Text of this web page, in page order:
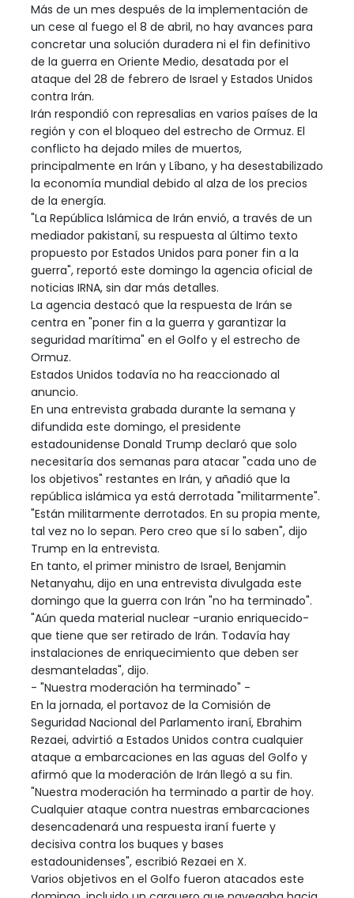
Más de un mes después de la implementación de
un cese al fuego el 8 de abril, no hay avances para
concretar una solución duradera ni el fin definitivo
de la guerra en Oriente Medio, desatada por el
ataque del 28 de febrero de Israel y Estados Unidos
contra Irán.
Irán respondió con represalias en varios países de la
región y con el bloqueo del estrecho de Ormuz. El
conflicto ha dejado miles de muertos,
principalmente en Irán y Líbano, y ha desestabilizado
la economía mundial debido al alza de los precios
de la energía.
"La República Islámica de Irán envió, a través de un
mediador pakistaní, su respuesta al último texto
propuesto por Estados Unidos para poner fin a la
guerra", reportó este domingo la agencia oficial de
noticias IRNA, sin dar más detalles.
La agencia destacó que la respuesta de Irán se
centra en "poner fin a la guerra y garantizar la
seguridad marítima" en el Golfo y el estrecho de
Ormuz.
Estados Unidos todavía no ha reaccionado al
anuncio.
En una entrevista grabada durante la semana y
difundida este domingo, el presidente
estadounidense Donald Trump declaró que solo
necesitaría dos semanas para atacar "cada uno de
los objetivos" restantes en Irán, y añadió que la
república islámica ya está derrotada "militarmente".
"Están militarmente derrotados. En su propia mente,
tal vez no lo sepan. Pero creo que sí lo saben", dijo
Trump en la entrevista.
En tanto, el primer ministro de Israel, Benjamin
Netanyahu, dijo en una entrevista divulgada este
domingo que la guerra con Irán "no ha terminado".
"Aún queda material nuclear -uranio enriquecido-
que tiene que ser retirado de Irán. Todavía hay
instalaciones de enriquecimiento que deben ser
desmanteladas", dijo.
- "Nuestra moderación ha terminado" -
En la jornada, el portavoz de la Comisión de
Seguridad Nacional del Parlamento iraní, Ebrahim
Rezaei, advirtió a Estados Unidos contra cualquier
ataque a embarcaciones en las aguas del Golfo y
afirmó que la moderación de Irán llegó a su fin.
"Nuestra moderación ha terminado a partir de hoy.
Cualquier ataque contra nuestras embarcaciones
desencadenará una respuesta iraní fuerte y
decisiva contra los buques y bases
estadounidenses", escribió Rezaei en X.
Varios objetivos en el Golfo fueron atacados este